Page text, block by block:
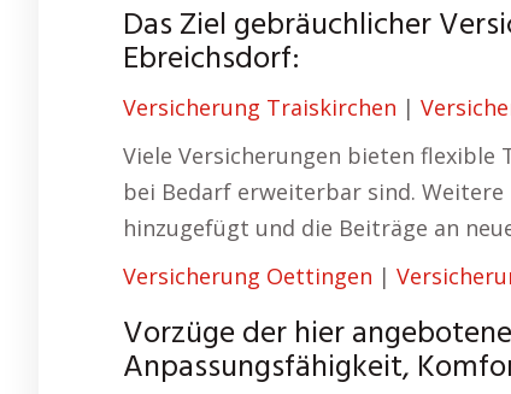
Das Ziel gebräuchlicher
Ebreichsdorf:
Versicherung Traiskirchen |
Viele Versicherungen bieten flexible
bei Bedarf erweiterbar sind.
hinzugefügt und die Beiträge an
Versicherung Oettingen |
Vorzüge der hier
Anpassungsfähigkeit,